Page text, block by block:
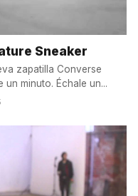
Sneaker
zapatilla Converse
minuto. Échale un...